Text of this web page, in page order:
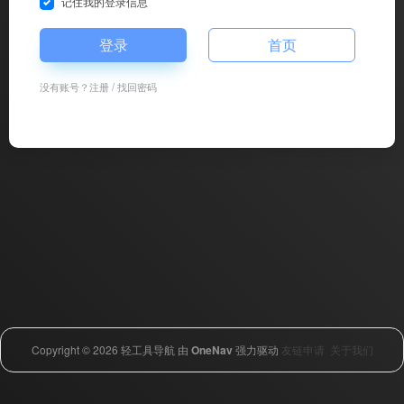
登录 首页
没有账号？注册/找回密码
Copyright © 2026 轻工具导航 由 OneNav强力驱动 友链申请 关于我们